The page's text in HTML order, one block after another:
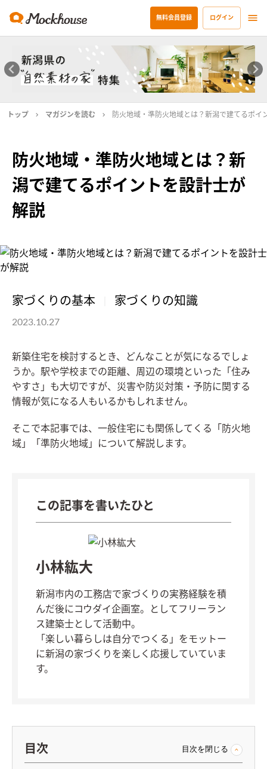
無料会員登録 ログイン
トップ マガジンを読む 防火地域・準防火地域とは？新潟で建てるポイ
防火地域・準防火地域とは？新
潟で建てるポイントを設計士が
解説
家づくりの基本 家づくりの知識
2023.10.27
新築住宅を検討するとき、どんなことが気になるでしょ
うか。駅や学校までの距離、周辺の環境といった「住み
やすさ」も大切ですが、災害や防災対策・予防に関する
情報が気になる人もいるかもしれません。
そこで本記事では、一般住宅にも関係してくる「防火地
域」「準防火地域」について解説します。
この記事を書いたひと
小林紘大
新潟市内の工務店で家づくりの実務経験を積
んだ後にコウダイ企画室。としてフリーラン
ス建築士として活動中。
「楽しい暮らしは自分でつくる」をモットー
に新潟の家づくりを楽しく応援していていま
す。
目次 目次を閉じる